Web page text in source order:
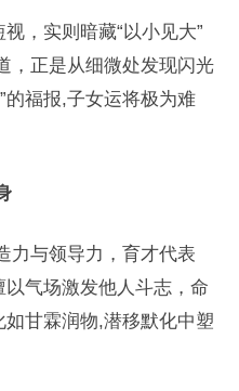
，实则暗藏“以小见大”
，正是从细微处发现闪光
的福报,子女运将极为难
力与领导力，育才代表
以气场激发他人斗志，命
如甘霖润物,潜移默化中塑